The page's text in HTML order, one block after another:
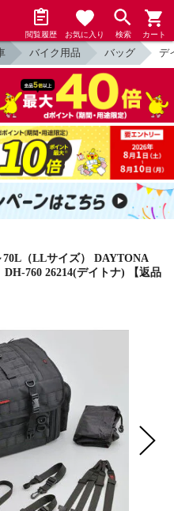
閲覧履歴 お気に入り 検索 カート
バイク用品 バッグ デ
（LLサイズ） DAYTONA
760 26214(デイトナ) 【返品